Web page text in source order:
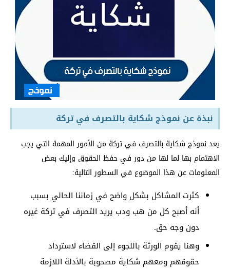
نبذة عن نموذج شكاية بالتصرف في تركة
يعد نموذج شكاية بالتصرف في تركة من الأمور المهمة التي يجب
الاهتمام بها لما لها من دور في حفظ الحقوق وإليك بعض
المعلومات عن هذا الموضوع في السطور التالية:
كثرت المشاكل بشكل واضح في زماننا الحالي بسبب
أنه أصبح كل من هب ودب يريد التصرف في تركة غيره
دون وجه حق.
وهنا يقوم الورثة باللجوء إلى القضاء لاسترداد
حقوقهم ومعهم شكاية مصحوبة بالأدلة اللازمة